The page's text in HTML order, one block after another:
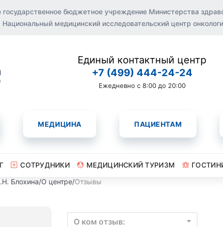
государственное бюджетное учреждение Министерства
Национальный медицинский исследовательский центр
Единый контактный центр
+7 (499) 444-24-24
Ежедневно с 8:00 до 20:00
МЕДИЦИНА ПАЦИЕНТАМ
СОТРУДНИКИ МЕДИЦИНСКИЙ ТУРИЗМ
Блохина/О центре/Отзывы
О ком отзыв: